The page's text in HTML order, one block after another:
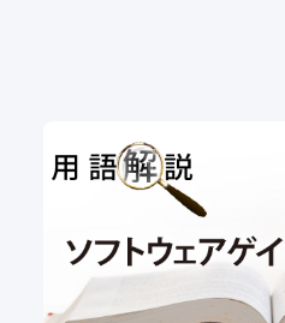
用語解説｜ソフトウェアゲイン
#ルックアップテーブル